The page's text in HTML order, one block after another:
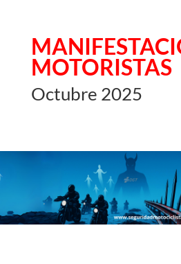
MOTORISTAS
Octubre 2025